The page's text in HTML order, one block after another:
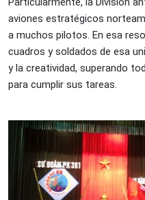
aviones estratégicos
a muchos pilotos. En esa
cuadros y soldados de esa
y la creatividad, superando
para cumplir sus tareas.